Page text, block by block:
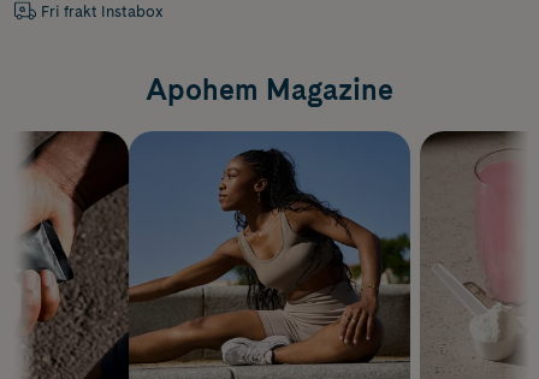
Fri frakt Instabox
Apohem Magazine